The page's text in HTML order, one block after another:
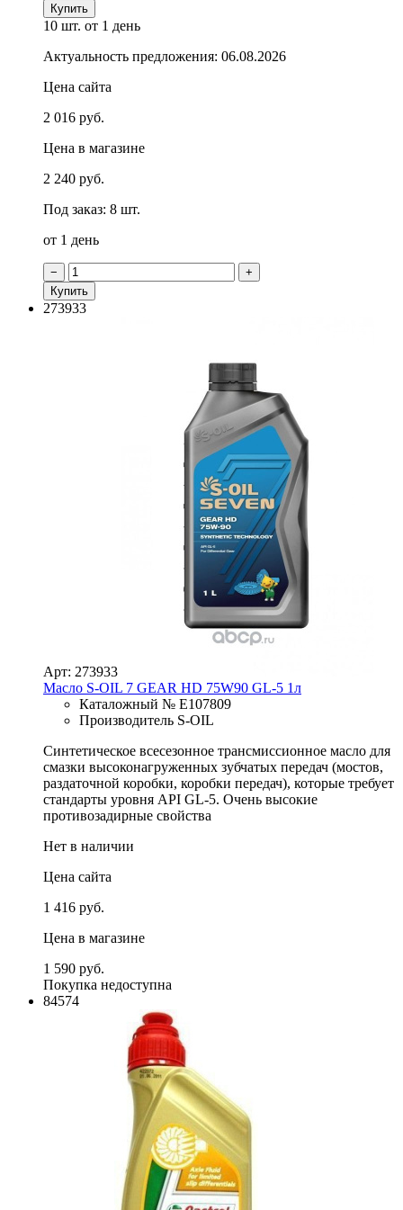
Купить
10 шт. от 1 день
Актуальность предложения: 06.08.2026
Цена сайта
2 016 руб.
Цена в магазине
2 240 руб.
Под заказ: 8 шт.
от 1 день
−
+
Купить
273933
Арт: 273933
Масло S-OIL 7 GEAR HD 75W90 GL-5 1л
Каталожный № E107809
Производитель S-OIL
Синтетическое всесезонное трансмиссионное масло для
смазки высоконагруженных зубчатых передач (мостов,
раздаточной коробки, коробки передач), которые требует
стандарты уровня API GL-5. Очень высокие
противозадирные свойства
Нет в наличии
Цена сайта
1 416 руб.
Цена в магазине
1 590 руб.
Покупка недоступна
84574